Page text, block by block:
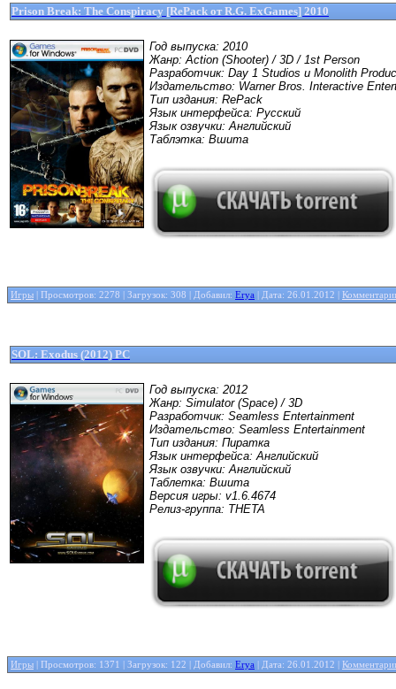
Prison Break: The Conspiracy [RePack от R.G. ExGames] 2010
Год выпуска: 2010
Жанр: Action (Shooter) / 3D / 1st Person
Разработчик: Day 1 Studios и Monolith
Издательство: Warner Bros. Interactive
Тип издания: RePack
Язык интерфейса: Русский
Язык озвучки: Английский
Таблэтка: Вшита
Игры | Просмотров: 2278 | Загрузок: 308 | Добавил: Erya | Дата: 26.01.2012
SOL: Exodus (2012) PC
Год выпуска: 2012
Жанр: Simulator (Space) / 3D
Разработчик: Seamless Entertainment
Издательство: Seamless Entertainment
Тип издания: Пиратка
Язык интерфейса: Английский
Язык озвучки: Английский
Таблетка: Вшита
Версия игры: v1.6.4674
Релиз-группа: THETA
Игры | Просмотров: 1371 | Загрузок: 122 | Добавил: Erya | Дата: 26.01.2012